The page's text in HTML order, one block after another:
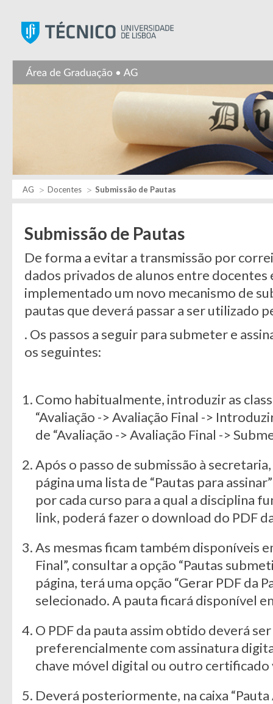
AG Docentes Submissão de Pautas
Submissão de Pautas
De forma a evitar a transmissão por
dados privados de alunos entre docentes
implementado um novo mecanismo de
pautas que deverá passar a ser utilizado
. Os passos a seguir para submeter e
os seguintes:
Como habitualmente, introduzir as
“Avaliação -> Avaliação Final ->
de “Avaliação -> Avaliação Final ->
Após o passo de submissão à
página uma lista de “Pautas para
por cada curso para a qual a disciplina
link, poderá fazer o download do PDF
As mesmas ficam também disponíveis
Final”, consultar a opção “Pautas
página, terá uma opção “Gerar PDF da
selecionado. A pauta ficará disponível
O PDF da pauta assim obtido deverá
preferencialmente com assinatura
chave móvel digital ou outro certificado
Deverá posteriormente, na caixa “Pauta